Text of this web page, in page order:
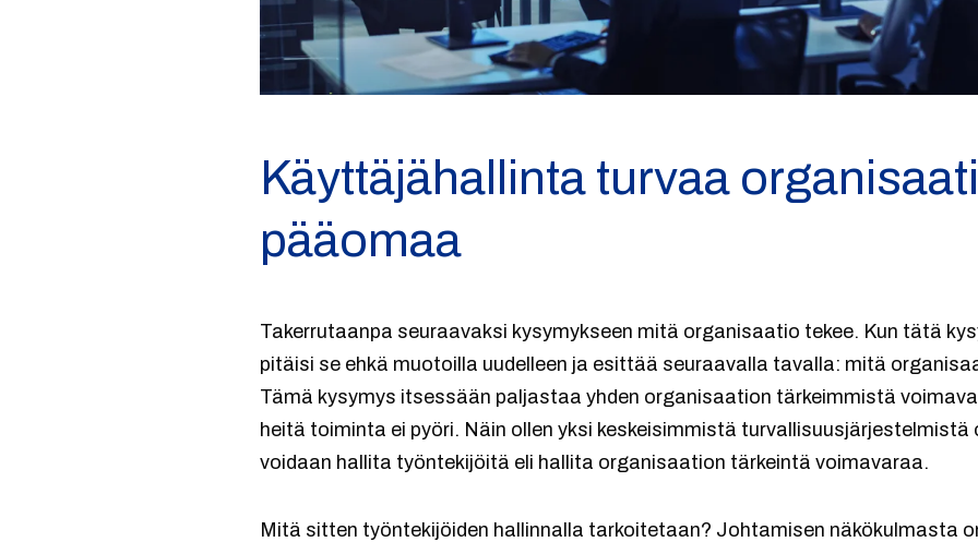
Käyttäjähallinta turvaa
pääomaa
Takerrutaanpa seuraavaksi kysymykseen mitä organisaatio tekee. Kun tätä
pitäisi se ehkä muotoilla uudelleen ja esittää seuraavalla tavalla: mitä
Tämä kysymys itsessään paljastaa yhden organisaation tärkeimmistä
heitä toiminta ei pyöri. Näin ollen yksi keskeisimmistä turvallisuusjärjestelmistä
voidaan hallita työntekijöitä eli hallita organisaation tärkeintä voimavaraa.
Mitä sitten työntekijöiden hallinnalla tarkoitetaan? Johtamisen näkökulmasta